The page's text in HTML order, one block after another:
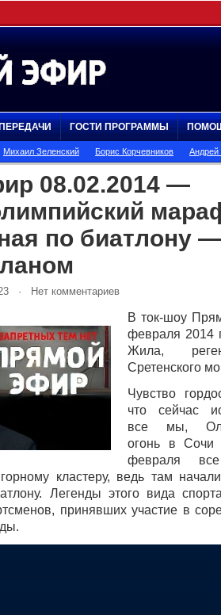
ГОСТИ ПРОГРАММЫ
Михаил Зеленский Борис Корчевников
08.02.2014 —
по биатлону —
· Нет комментариев
В ток-шоу
февраля 2014
Жила,
Сретенского
Чувство
что сейчас
все мы,
огонь в Сочи
февраля
кластеру, ведь там
Легенды этого вида
принявших участие в